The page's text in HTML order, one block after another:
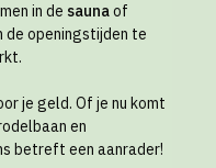
in de saunaof
de openingstijden te
je geld. Of je nu komt
en
betreft een aanrader!